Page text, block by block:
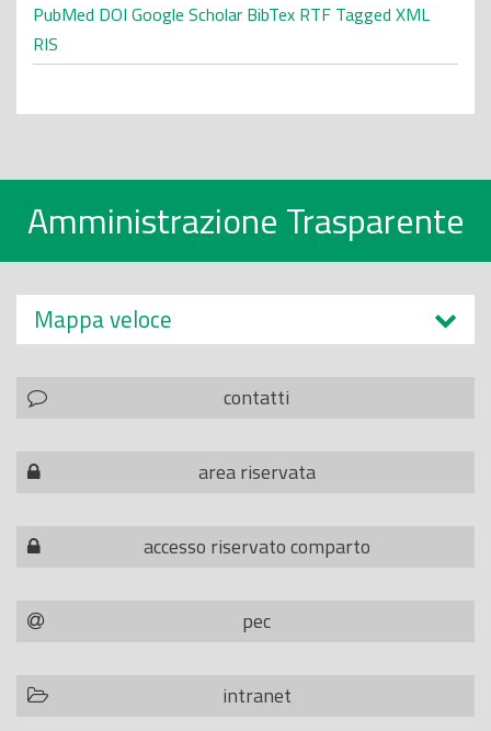
PubMed DOI Google Scholar BibTex RTF Tagged XML
RIS
Amministrazione Trasparente
Mappa veloce
contatti
area riservata
accesso riservato comparto
pec
intranet